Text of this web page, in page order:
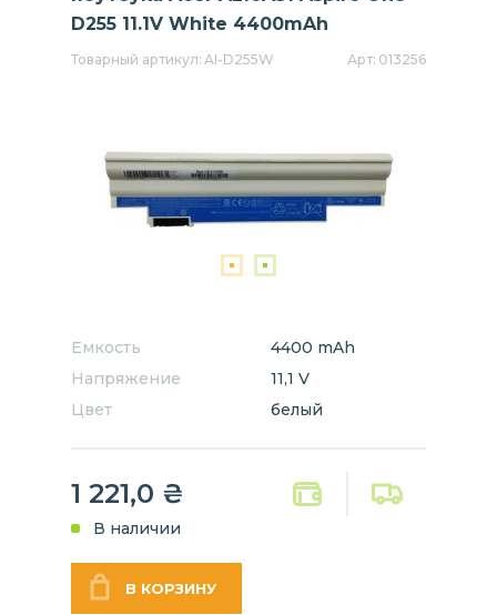
D255 11.1V White 4400mAh
Товарный артикул: AI-D255W Арт: 013256
Емкость
4400 mAh
Напряжение
11,1 V
Цвет
белый
1 221,0 ₴
В наличии